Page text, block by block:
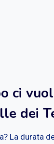
ci
dei
La durata